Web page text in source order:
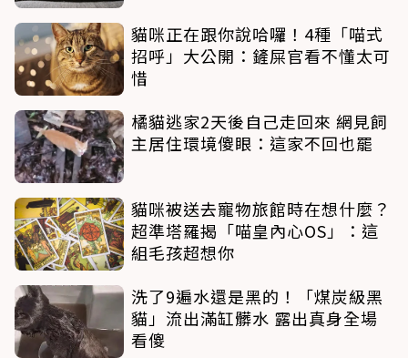
貓咪正在跟你說哈囉！4種「喵式
招呼」大公開：鏟屎官看不懂太可
惜
橘貓逃家2天後自己走回來 網見飼
主居住環境傻眼：這家不回也罷
貓咪被送去寵物旅館時在想什麼？
超準塔羅揭「喵皇內心OS」：這
組毛孩超想你
洗了9遍水還是黑的！「煤炭級黑
貓」流出滿缸髒水 露出真身全場
看傻